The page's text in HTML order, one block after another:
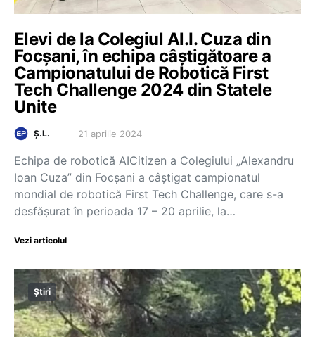
Elevi de la Colegiul Al.I. Cuza din
Focșani, în echipa câștigătoare a
Campionatului de Robotică First
Tech Challenge 2024 din Statele
Unite
Ș.L. 21 aprilie 2024
Echipa de robotică AICitizen a Colegiului „Alexandru
Ioan Cuza” din Focşani a câştigat campionatul
mondial de robotică First Tech Challenge, care s-a
desfăşurat în perioada 17 – 20 aprilie, la…
Vezi articolul
Știri